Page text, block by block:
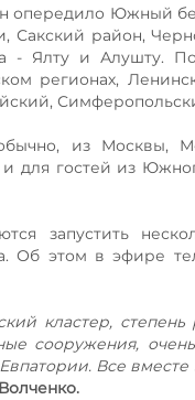
опередило Южный
Сакский район,
Ялту и Алушту.
регионах,
из Москвы,
гостей из
запустить
Об этом в эфире
кластер,
сооружения,
Все вместе